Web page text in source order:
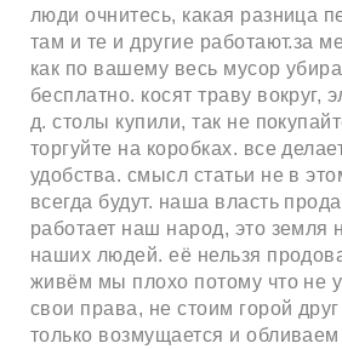
люди очнитесь, какая разница
там и те и другие работают.за
как по вашему весь мусор
бесплатно. косят траву вокруг,
д. столы купили, так не
торгуйте на коробках. все
удобства. смысл статьи не в
всегда будут. наша власть
работает наш народ, это земля
наших людей. её нельзя
живём мы плохо потому что не
свои права, не стоим горой друг
только возмущается и